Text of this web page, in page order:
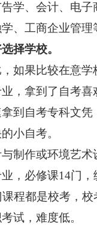
学、会计、电子
、工商企业管理
择学校。
如果比较在意学
，拿到了自考喜
到自考专科文凭
小自考。
制作或环境艺术
，必修课14门，
程都是校考，校
试，难度低。